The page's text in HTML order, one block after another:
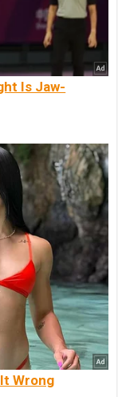
Is Jaw-
Wrong